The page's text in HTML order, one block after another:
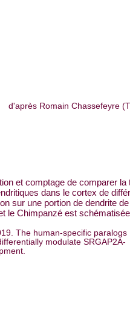
d'après Romain Chassefeyre
et comptage de comparer la
dans le cortex de
sur une portion de dendrite de
le Chimpanzé est
The human-specific paralogs
modulate SRGAP2A-